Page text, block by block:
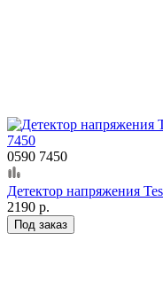
0590 7450
Детектор напряжения
2190 р.
Под заказ